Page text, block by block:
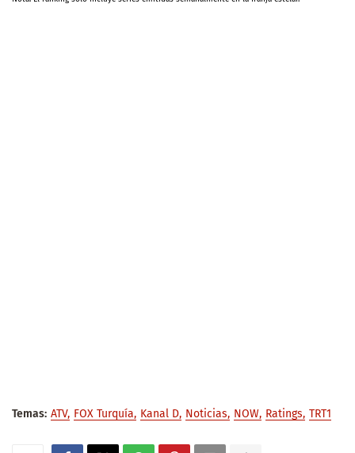
Temas: ATV FOX Turquía Kanal D Noticias NOW Ratings TRT1